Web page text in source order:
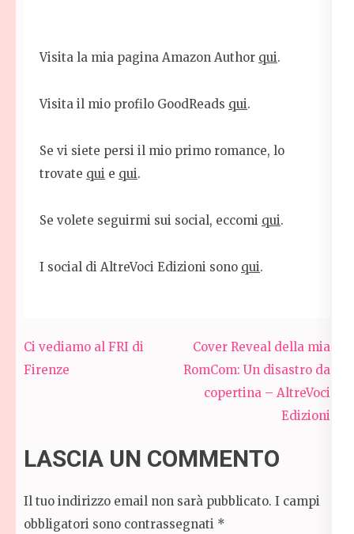
Visita la mia pagina Amazon Author qui.
Visita il mio profilo GoodReads qui.
Se vi siete persi il mio primo romance, lo
trovate qui e qui.
Se volete seguirmi sui social, eccomi qui.
I social di AltreVoci Edizioni sono qui.
Navigazione
articoli
Ci vediamo al FRI di
Firenze
Cover Reveal della mia
RomCom: Un disastro da
copertina – AltreVoci
Edizioni
LASCIA UN COMMENTO
Il tuo indirizzo email non sarà pubblicato. I campi
obbligatori sono contrassegnati *